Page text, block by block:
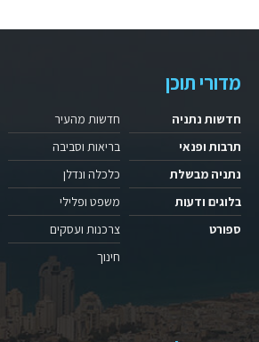
מדורי תוכן
חדשות נתניה
תרבות ופנאי
נתניה מבשלת
בלוגים ודעות
ספורט
חדשות מהעיר
בריאות וסביבה
כלכלה ונדלן
משפט ופלילי
צרכנות ועסקים
חינוך